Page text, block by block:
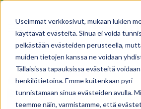
Useimmat verkkosivut, mukaan lukien
käyttävät evästeitä. Sinua ei voida
pelkästään evästeiden perusteella,
muiden tietojen kanssa ne voidaan
Tällaisissa tapauksissa evästeitä
henkilötietoina. Emme kuitenkaan pyri
tunnistamaan sinua evästeiden avulla.
teemme näin, varmistamme, että
Skip
content